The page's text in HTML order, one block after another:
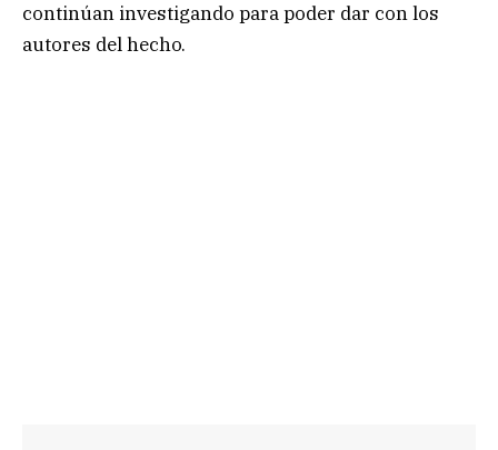
continúan investigando para poder dar con los
autores del hecho.